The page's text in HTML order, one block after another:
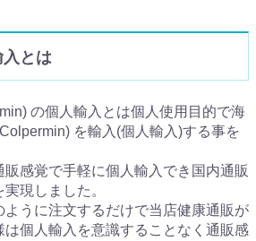
とは
の個人輸入とは個人使用目的で海
を輸入(個人輸入)する事を
感覚で手軽に個人輸入でき国内通販
現しました。
うに注文するだけで当店健康通販が
個人輸入を意識することなく通販感